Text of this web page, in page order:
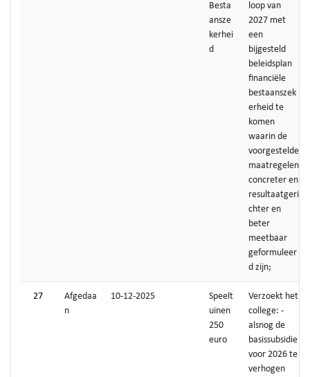
Besta
ansze
kerhei
d
loop van
2027 met
een
bijgesteld
beleidsplan
financiële
bestaanszek
erheid te
komen
waarin de
voorgestelde
maatregelen
concreter en
resultaatgeri
chter en
beter
meetbaar
geformuleer
d zijn;
27
Afgedaa
n
10-12-2025
Speelt
uinen
250
euro
Verzoekt het
college: -
alsnog de
basissubsidie
voor 2026 te
verhogen